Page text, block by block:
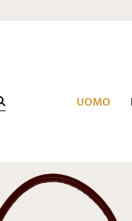
UOMO